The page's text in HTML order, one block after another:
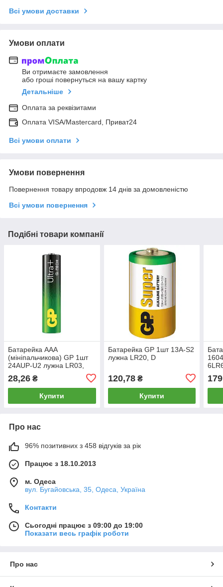
Всі умови доставки
Умови оплати
Ви отримаєте замовлення
або гроші повернуться на вашу картку
Детальніше
Оплата за реквізитами
Оплата VISA/Mastercard, Приват24
Всі умови оплати
Умови повернення
Повернення товару впродовж 14 днів за домовленістю
Всі умови повернення
Подібні товари компанії
Батарейка ААА
(мініпальчикова) GP 1шт
24AUP-U2 лужна LR03,
28,26 ₴
Купити
Батарейка GP 1шт 13A-S2
лужна LR20, D
120,78₴
Купити
Про нас
96% позитивних з 458 відгуків за рік
Працює з 18.10.2013
м. Одеса
вул. Бугайовська, 35, Одеса, Україна
Контакти
Сьогодні працює з 09:00 до 19:00
Показати весь графік роботи
Про нас